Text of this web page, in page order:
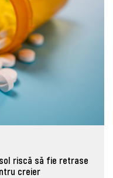
riscă să fie retrase
creier